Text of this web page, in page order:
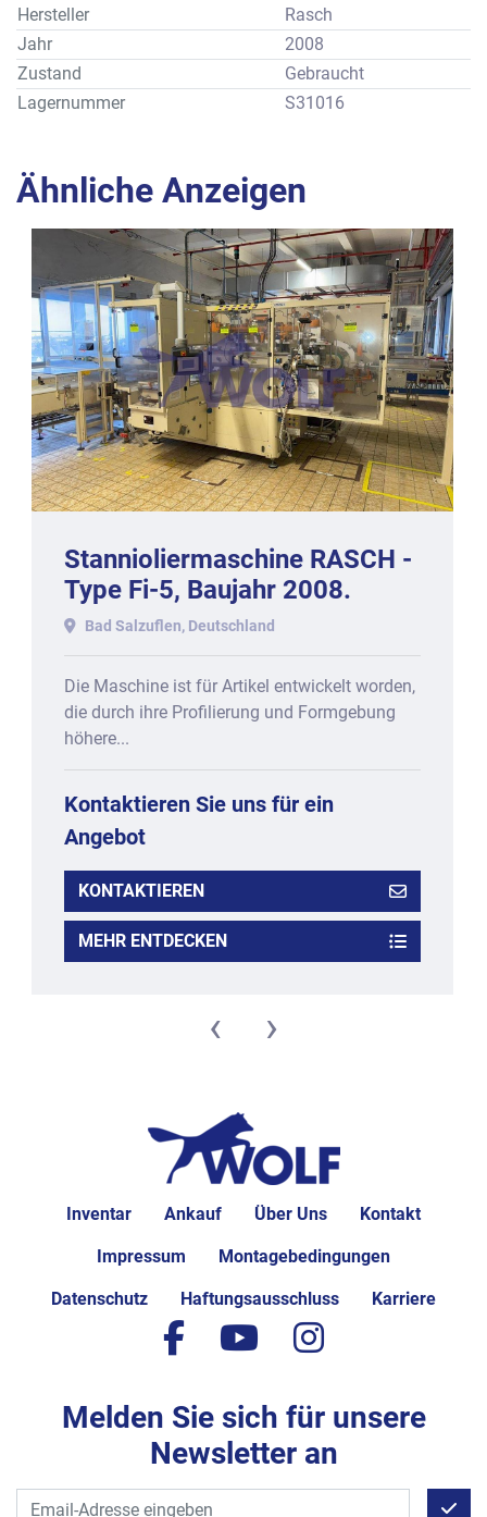
Folienstärke             : ca.   9 - 15 mm
Platzbedarf              : ca. 1860 x 2420 x 1850 mm
Gewicht                    : ca. 2900 kg
Hersteller
Rasch
Jahr
2008
Zustand
Gebraucht
Lagernummer
S31016
Ähnliche Anzeigen
Stannioliermaschine RASCH -
Type Fi-5, Baujahr 2008.
Bad Salzuflen, Deutschland
Die Maschine ist für Artikel entwickelt worden,
die durch ihre Profilierung und Formgebung
höhere...
Kontaktieren Sie uns für ein
Angebot
KONTAKTIEREN
MEHR ENTDECKEN
‹ ›
Inventar Ankauf Über Uns Kontakt
Impressum Montagebedingungen
Datenschutz Haftungsausschluss Karriere
facebook
youtubeinstagram
Melden Sie sich für unsere
Newsletter an